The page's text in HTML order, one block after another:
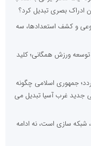
ادراک بصری تبدیل کرد؟
و کشف استعدادها، سه
توسعه ورزش همگانی؛ کلید
جمهوری اسلامی چگونه
جدید غرب آسیا تبدیل می
شبکه سازی است، نه ادامه